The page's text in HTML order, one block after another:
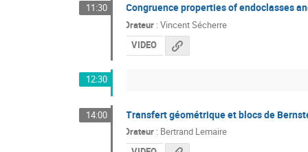
11:30 Congruence properties of endoclasses
Orateur :Vincent Sécherre
VIDEO
12:30
14:00 Transfert géométrique et blocs de
Orateur : Bertrand Lemaire